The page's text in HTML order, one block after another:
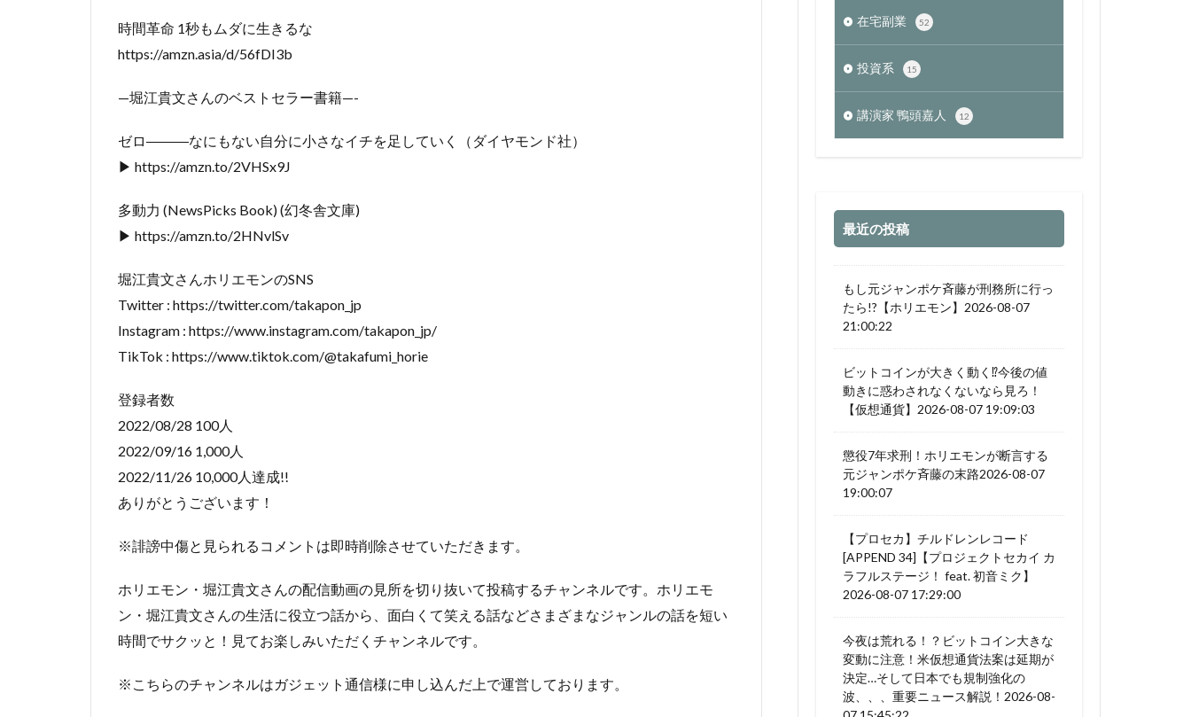
時間革命 1秒もムダに生きるな
https://amzn.asia/d/56fDI3b
—堀江貴文さんのベストセラー書籍—-
ゼロ―――なにもない自分に小さなイチを足していく（ダイヤモンド社）
▶ https://amzn.to/2VHSx9J
多動力 (NewsPicks Book) (幻冬舎文庫)
▶ https://amzn.to/2HNvlSv
堀江貴文さんホリエモンのSNS
Twitter : https://twitter.com/takapon_jp
Instagram : https://www.instagram.com/takapon_jp/
TikTok : https://www.tiktok.com/@takafumi_horie
登録者数
2022/08/28 100人
2022/09/16 1,000人
2022/11/26 10,000人達成!!
ありがとうございます！
※誹謗中傷と見られるコメントは即時削除させていただきます。
ホリエモン・堀江貴文さんの配信動画の見所を切り抜いて投稿するチャンネルです。ホリエモ
ン・堀江貴文さんの生活に役立つ話から、面白くて笑える話などさまざまなジャンルの話を短い
時間でサクッと！見てお楽しみいただくチャンネルです。
※こちらのチャンネルはガジェット通信様に申し込んだ上で運営しております。
在宅副業 52
投資系 15
講演家 鴨頭嘉人 12
最近の投稿
もし元ジャンポケ斉藤が刑務所に行っ
たら!?【ホリエモン】2026-08-07
21:00:22
ビットコインが大きく動く⁉今後の値
動きに惑わされなくないなら見ろ！
【仮想通貨】2026-08-07 19:09:03
懲役7年求刑！ホリエモンが断言する
元ジャンポケ斉藤の末路2026-08-07
19:00:07
【プロセカ】チルドレンレコード
[APPEND 34]【プロジェクトセカイ カ
ラフルステージ！ feat. 初音ミク】
2026-08-07 17:29:00
今夜は荒れる！？ビットコイン大きな
変動に注意！米仮想通貨法案は延期が
決定…そして日本でも規制強化の
波、、、重要ニュース解説！2026-08-